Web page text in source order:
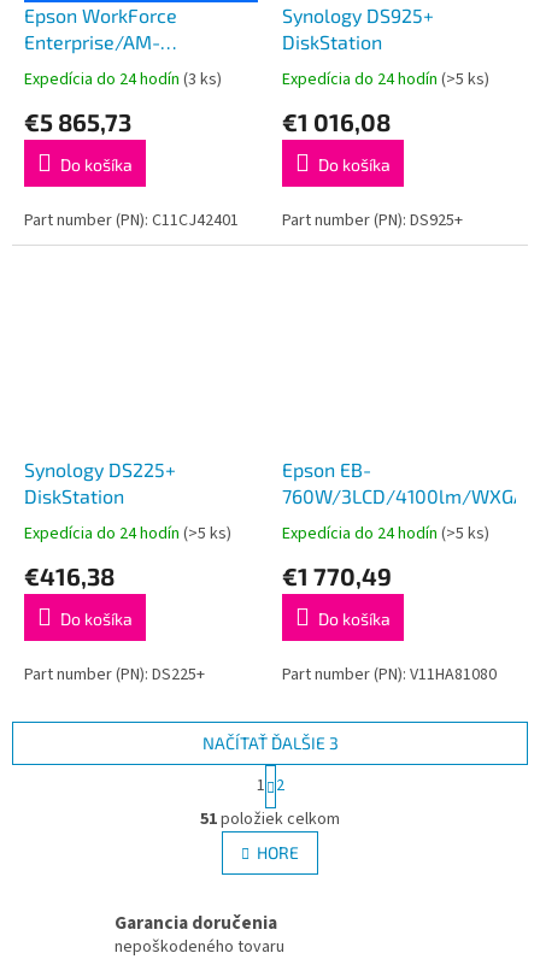
Epson WorkForce
Enterprise/AM-
C5000/MF/Ink/A3/LAN/WiFi/USB
Expedícia do 24 hodín (3 ks)
€5 865,73
Do košíka
Part number (PN): C11CJ42401
Synology DS925+
DiskStation
Expedícia do 24 hodín (>5 ks)
€1 016,08
Do košíka
Part number (PN): DS925+
Synology DS225+
DiskStation
Expedícia do 24 hodín (>5 ks)
€416,38
Do košíka
Part number (PN): DS225+
Epson EB-
760W/3LCD/4100lm/
Expedícia do 24 hodín (>5 ks)
€1 770,49
Do košíka
Part number (PN): V11HA81080
O
v
l
á
a
c
NAČÍTAŤ ĎALŠIE 3
S
t
r
á
n
k
v
1 2
51položiek celkom
HORE
Garancia doručenia
nepoškodeného tovaru